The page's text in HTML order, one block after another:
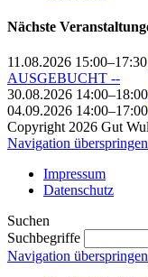
Nächste
11.08.2026 15:00–17:30
AUSGEBUCHT --
30.08.2026 14:00–18:00
04.09.2026 14:00–17:00
Copyright 2026 Gut
Navigation überspringen
Impressum
Datenschutz
Suchen
Suchbegriffe
Navigation überspringen